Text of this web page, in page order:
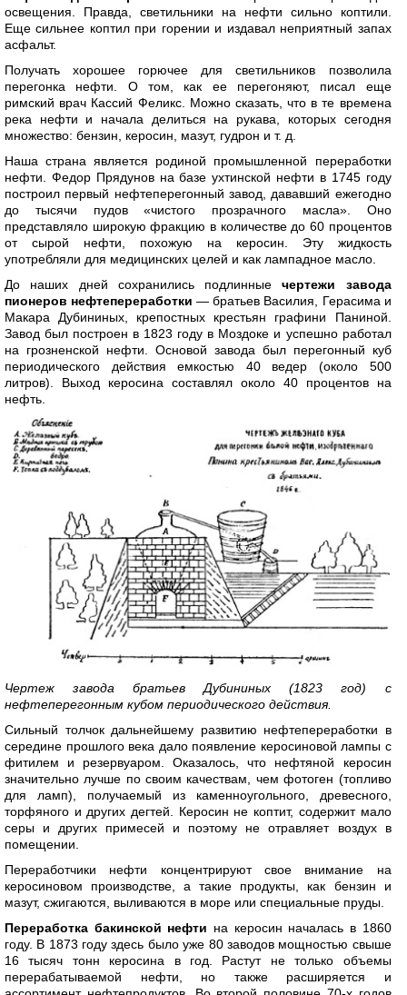
освещения. Правда, светильники на нефти сильно коптили.
Еще сильнее коптил при горении и издавал неприятный запах
асфальт.
Получать хорошее горючее для светильников позволила
перегонка нефти. О том, как ее перегоняют, писал еще
римский врач Кассий Феликс. Можно сказать, что в те времена
река нефти и начала делиться на рукава, которых сегодня
множество: бензин, керосин, мазут, гудрон и т. д.
Наша страна является родиной промышленной переработки
нефти. Федор Прядунов на базе ухтинской нефти в 1745 году
построил первый нефтеперегонный завод, дававший ежегодно
до тысячи пудов «чистого прозрачного масла». Оно
представляло широкую фракцию в количестве до 60 процентов
от сырой нефти, похожую на керосин. Эту жидкость
употребляли для медицинских целей и как лампадное масло.
До наших дней сохранились подлинныечертежи завода
пионеров нефтепереработки — братьев Василия, Герасима и
Макара Дубининых, крепостных крестьян графини Паниной.
Завод был построен в 1823 году в Моздоке и успешно работал
на грозненской нефти. Основой завода был перегонный куб
периодического действия емкостью 40 ведер (около 500
литров). Выход керосина составлял около 40 процентов на
нефть.
Чертеж завода братьев Дубининых (1823 год) с
нефтеперегонным кубом периодического действия.
Сильный толчок дальнейшему развитию нефтепереработки в
середине прошлого века дало появление керосиновой лампы с
фитилем и резервуаром. Оказалось, что нефтяной керосин
значительно лучше по своим качествам, чем фотоген (топливо
для ламп), получаемый из каменноугольного, древесного,
торфяного и других дегтей. Керосин не коптит, содержит мало
серы и других примесей и поэтому не отравляет воздух в
помещении.
Переработчики нефти концентрируют свое внимание на
керосиновом производстве, а такие продукты, как бензин и
мазут, сжигаются, выливаются в море или специальные пруды.
Переработка бакинской нефти на керосин началась в 1860
году. В 1873 году здесь было уже 80 заводов мощностью свыше
16 тысяч тонн керосина в год. Растут не только объемы
перерабатываемой нефти, но также расширяется и